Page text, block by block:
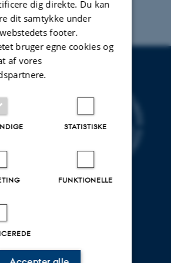
dig direkte. Du kan
dit samtykke under
footer.
bruger egne cookies og
af vores
STATISTISKE
FUNKTIONELLE